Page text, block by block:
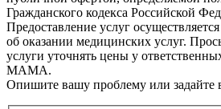
Гражданского кодекса Российской
Предоставление услуг
об оказании медицинских услуг.
услуги уточнять цены у
МАМА.
Опишите вашу проблему или задайте